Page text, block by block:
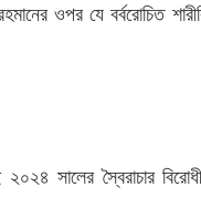
ওপর যে বর্বরোচিত
সালের স্বৈরাচার